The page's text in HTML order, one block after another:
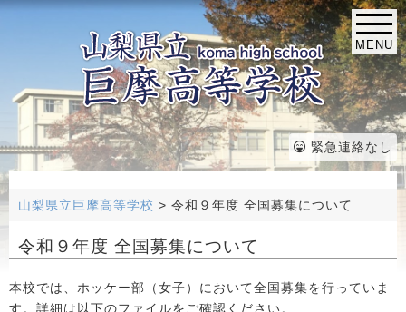
MENU
緊急連絡なし
山梨県立巨摩高等学校 > 令和９年度 全国募集について
令和９年度 全国募集について
本校では、ホッケー部（女子）において全国募集を行っていま
す。詳細は以下のファイルをご確認ください。